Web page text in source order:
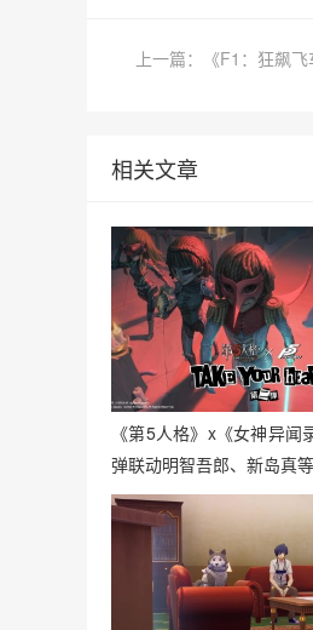
上一篇：《F1：狂飙
相关文章
《第5人格》x《女神异闻
弹联动明智吾郎、新岛真